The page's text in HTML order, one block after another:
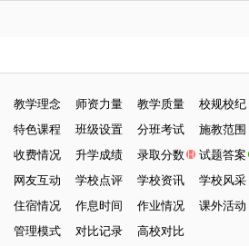
教学理念 师资力量 教学质量
校规校纪
特色课程 班级设置 分班考试
施教范围
收费情况 升学成绩 录取分数
试题答案
网友互动 学校点评 学校资讯
学校风采
住宿情况 作息时间 作业情况
课外活动
管理模式 对比记录 高校对比